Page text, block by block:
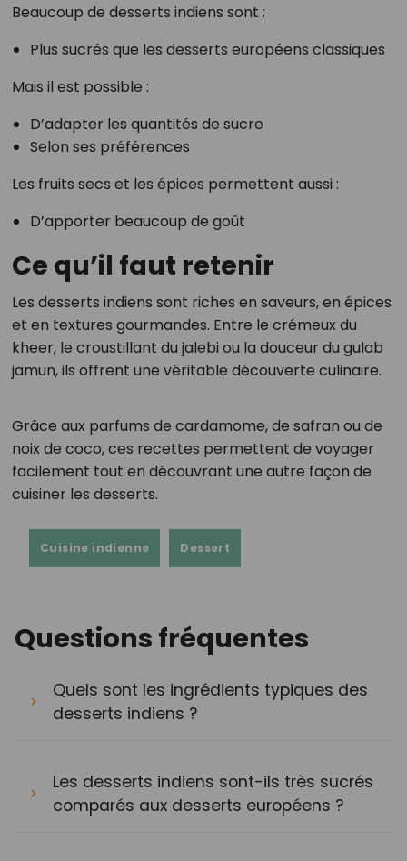
Beaucoup de desserts indiens sont :
Plus sucrés que les desserts européens classiques
Mais il est possible :
D’adapter les quantités de sucre
Selon ses préférences
Les fruits secs et les épices permettent aussi :
D’apporter beaucoup de goût
Ce qu’il faut retenir
Les desserts indiens sont riches en saveurs, en épices
et en textures gourmandes. Entre le crémeux du
kheer, le croustillant du jalebi ou la douceur du gulab
jamun, ils offrent une véritable découverte culinaire.
Grâce aux parfums de cardamome, de safran ou de
noix de coco, ces recettes permettent de voyager
facilement tout en découvrant une autre façon de
cuisiner les desserts.
Cuisine indienne Dessert
Questions fréquentes
Quels sont les ingrédients typiques des
desserts indiens ?
Les desserts indiens sont-ils très sucrés
comparés aux desserts européens ?